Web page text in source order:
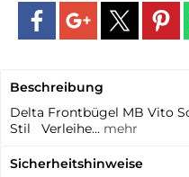
Beschreibung
Delta Frontbügel MB Vito
Stil Verleihe... mehr
Sicherheitshinweise